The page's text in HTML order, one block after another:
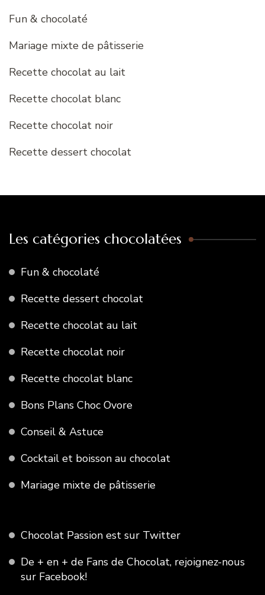
Fun & chocolaté
Mariage mixte de pâtisserie
Recette chocolat au lait
Recette chocolat blanc
Recette chocolat noir
Recette dessert chocolat
Les catégories chocolatées
Fun & chocolaté
Recette dessert chocolat
Recette chocolat au lait
Recette chocolat noir
Recette chocolat blanc
Bons Plans Choc Ovore
Conseil & Astuce
Cocktail et boisson au chocolat
Mariage mixte de pâtisserie
Chocolat Passion est sur Twitter
De + en + de Fans de Chocolat, rejoignez-nous
sur Facebook!